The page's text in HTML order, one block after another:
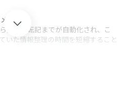
リット
要約、転記までが自動化され、こ
いた情報整理の時間を短縮すること